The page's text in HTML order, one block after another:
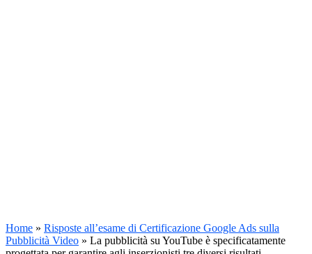
Home » Risposte all’esame di Certificazione Google Ads sulla
Pubblicità Video » La pubblicità su YouTube è specificatamente